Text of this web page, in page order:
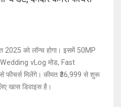
को लॉन्च होगा। इसमें 50MP
vLog मोड, Fast
मिलेंगे। कीमत ₹36,999 से शुरू
खास डिवाइस है।